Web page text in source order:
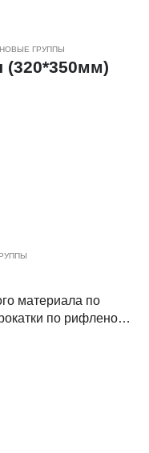
ГРУППЫ
(320*350мм)
материала по
по рифленой
стойкостью к